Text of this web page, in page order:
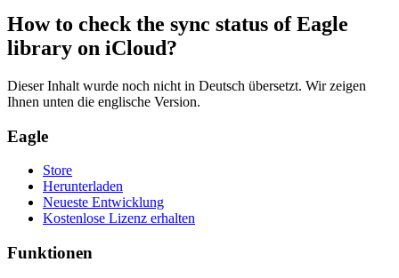
How to check the sync status of Eagle
library on iCloud?
Dieser Inhalt wurde noch nicht in Deutsch übersetzt. Wir zeigen
Ihnen unten die englische Version.
Eagle
Store
Herunterladen
Neueste Entwicklung
Kostenlose Lizenz erhalten
Funktionen